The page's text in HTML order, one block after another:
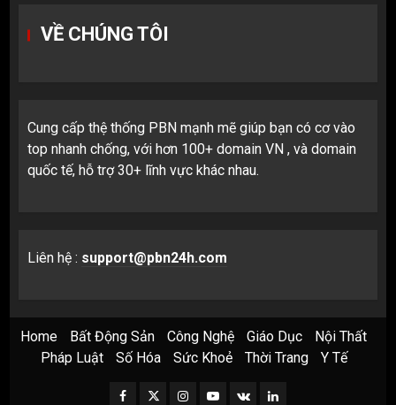
VỀ CHÚNG TÔI
Cung cấp thệ thống PBN mạnh mẽ giúp bạn có cơ vào
top nhanh chống, với hơn 100+ domain VN , và domain
quốc tế, hỗ trợ 30+ lĩnh vực khác nhau.
Liên hệ : support@pbn24h.com
Home Bất Động Sản Công Nghệ Giáo Dục
Nội Thất
Pháp Luật
Số Hóa Sức Khoẻ Thời Trang Y Tế
Facebook
TwitterInstagram
Youtube
VK LinkedIn